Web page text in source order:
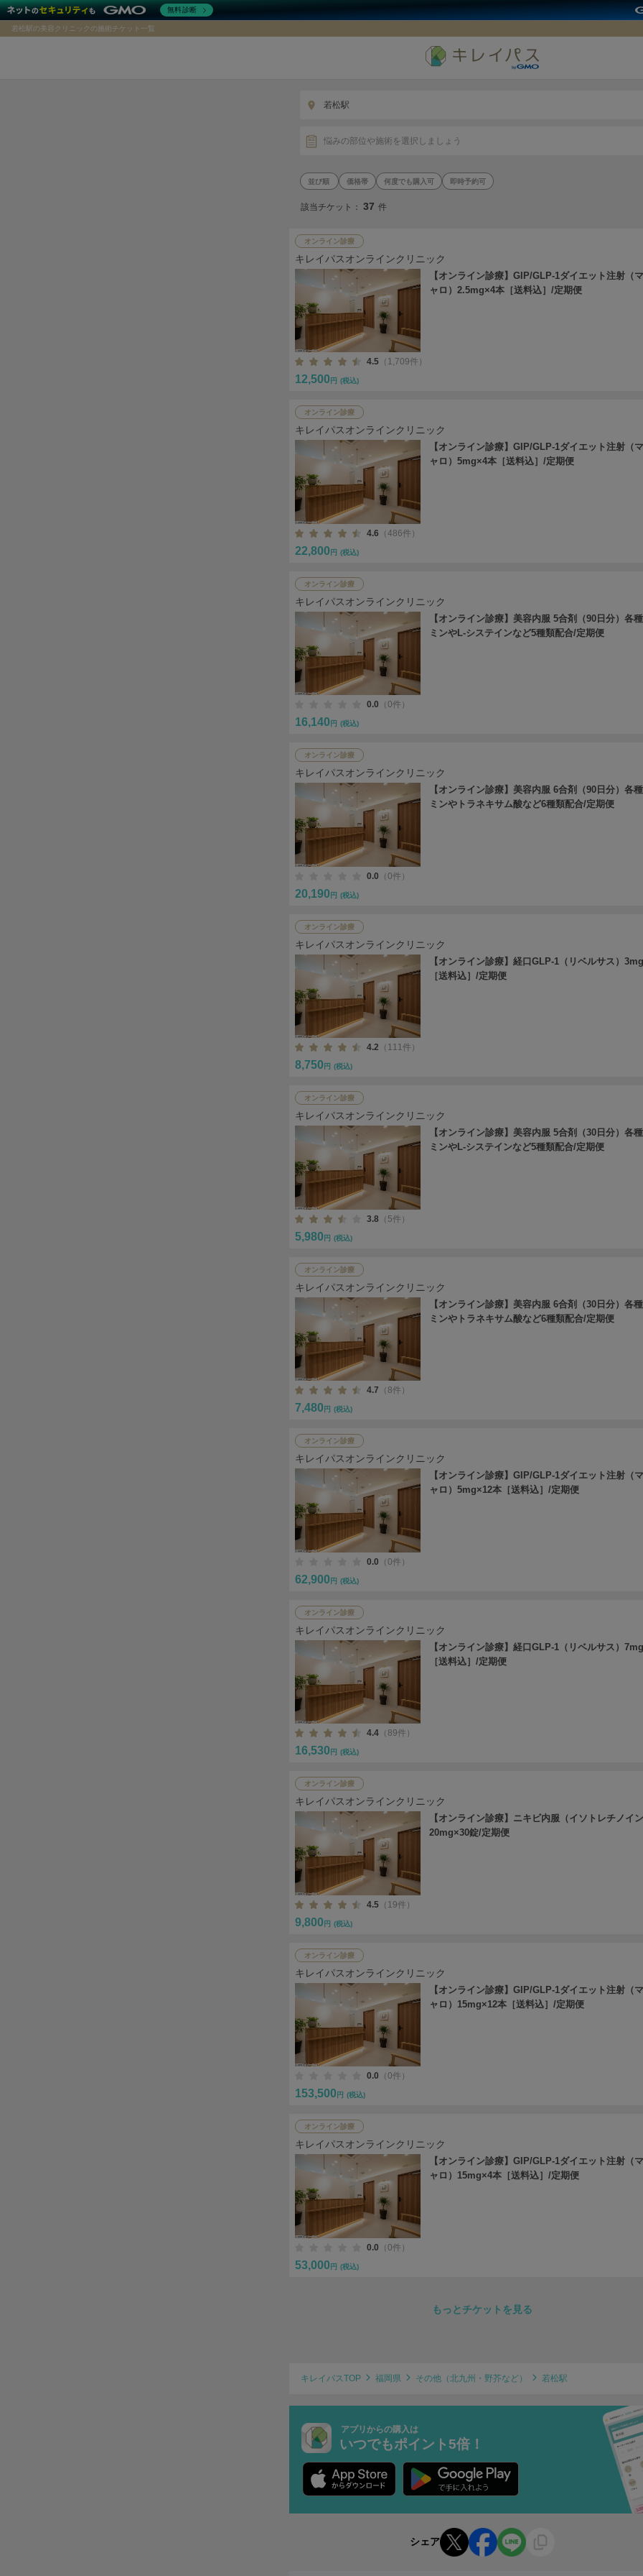
若松駅の美容クリニックの施術チケット一覧
若松駅
悩みの部位や施術を選択しましょう
価格帯 何度でも購入可 即時予約可
該当チケット：37 件
オンライン診療
キレイパスオンラインクリニック
【オンライン診療】GIP/GLP-1ダイエット注射（
ャロ）2.5mg×4本［送料込］/定期便
4.5 （1,709件）
12,500 円 (税込)
オンライン診療
キレイパスオンラインクリニック
【オンライン診療】GIP/GLP-1ダイエット注射（
ャロ）5mg×4本［送料込］/定期便
4.6 （486件）
22,800 円 (税込)
オンライン診療
キレイパスオンラインクリニック
【オンライン診療】美容内服 5合剤（90日分）各
ミンやL-システインなど5種類配合/定期便
0.0 （0件）
16,140 円 (税込)
オンライン診療
キレイパスオンラインクリニック
【オンライン診療】美容内服 6合剤（90日分）各
ミンやトラネキサム酸など6種類配合/定期便
0.0 （0件）
20,190 円 (税込)
オンライン診療
キレイパスオンラインクリニック
【オンライン診療】経口GLP-1（リベルサス）
［送料込］/定期便
4.2 （111件）
8,750 円 (税込)
オンライン診療
キレイパスオンラインクリニック
【オンライン診療】美容内服 5合剤（30日分）各
ミンやL-システインなど5種類配合/定期便
3.8 （5件）
5,980 円 (税込)
オンライン診療
キレイパスオンラインクリニック
【オンライン診療】美容内服 6合剤（30日分）各
ミンやトラネキサム酸など6種類配合/定期便
4.7 （8件）
7,480 円 (税込)
オンライン診療
キレイパスオンラインクリニック
【オンライン診療】GIP/GLP-1ダイエット注射（
ャロ）5mg×12本［送料込］/定期便
0.0 （0件）
62,900 円 (税込)
オンライン診療
キレイパスオンラインクリニック
【オンライン診療】経口GLP-1（リベルサス）
［送料込］/定期便
4.4 （89件）
16,530 円 (税込)
オンライン診療
キレイパスオンラインクリニック
【オンライン診療】ニキビ内服（イソトレチノイ
20mg×30錠/定期便
4.5 （19件）
9,800 円 (税込)
オンライン診療
キレイパスオンラインクリニック
【オンライン診療】GIP/GLP-1ダイエット注射（
ャロ）15mg×12本［送料込］/定期便
0.0 （0件）
153,500 円 (税込)
オンライン診療
キレイパスオンラインクリニック
【オンライン診療】GIP/GLP-1ダイエット注射（
ャロ）15mg×4本［送料込］/定期便
0.0 （0件）
53,000 円 (税込)
もっとチケットを見る
キレイパスTOP 福岡県 その他（北九州・野芥など） 若松駅
アプリからの購入は
いつでもポイント5倍！
シェア
無料診断